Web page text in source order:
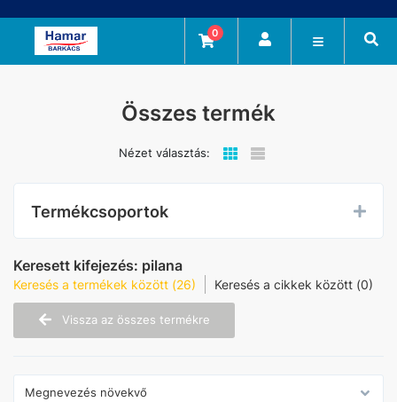
0
Összes termék
Nézet választás:
Termékcsoportok
Keresett kifejezés: pilana
Keresés a termékek között (26) Keresés a cikkek között (0)
Vissza az összes termékre